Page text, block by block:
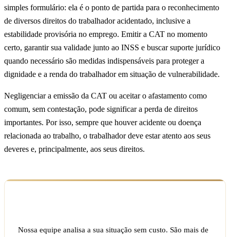
simples formulário: ela é o ponto de partida para o reconhecimento
de diversos direitos do trabalhador acidentado, inclusive a
estabilidade provisória no emprego. Emitir a CAT no momento
certo, garantir sua validade junto ao INSS e buscar suporte jurídico
quando necessário são medidas indispensáveis para proteger a
dignidade e a renda do trabalhador em situação de vulnerabilidade.
Negligenciar a emissão da CAT ou aceitar o afastamento como
comum, sem contestação, pode significar a perda de direitos
importantes. Por isso, sempre que houver acidente ou doença
relacionada ao trabalho, o trabalhador deve estar atento aos seus
deveres e, principalmente, aos seus direitos.
Nossa equipe analisa a sua situação sem custo. São mais de